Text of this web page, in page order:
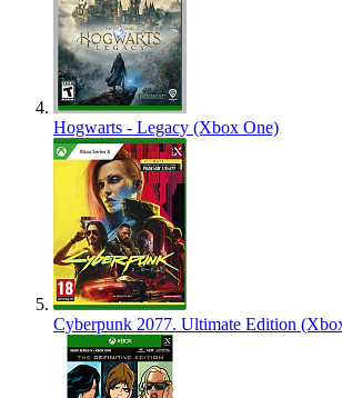
Hogwarts - Legacy (Xbox One)
Cyberpunk 2077. Ultimate Edition